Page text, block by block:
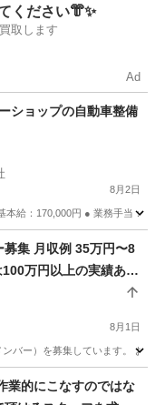
ください👘✨
取します
Ad
ショップの自動車整備
8月2日
本給：170,000円 ● 業務手当
円〜8
万円以上の実績あり
第で高収入も可能
8月1日
バー）を募集しています。
業的にこなすのではな